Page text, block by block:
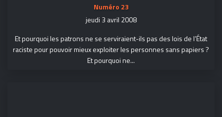
Numéro 23
jeudi 3 avril 2008
Et pourquoi les patrons ne se serviraient-ils pas des lois de l’État
raciste pour pouvoir mieux exploiter les personnes sans papiers ?
Et pourquoi ne...